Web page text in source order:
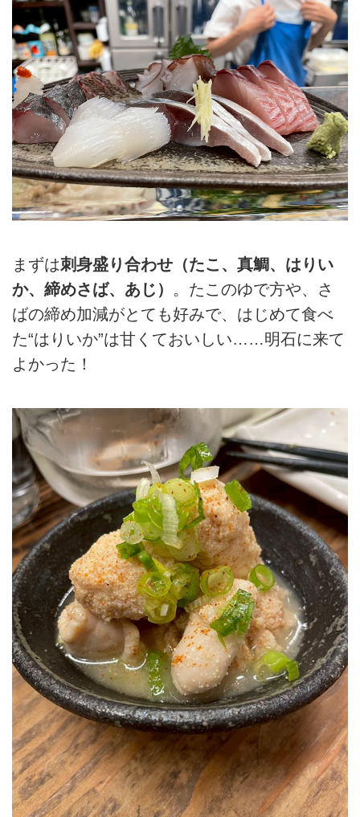
まずは刺身盛り合わせ（たこ、真鯛、はりい
か、締めさば、あじ） 。たこのゆで方や、さ
ばの締め加減がとても好みで、はじめて食べ
た“はりいか”は甘くておいしい……明石に来て
よかった！